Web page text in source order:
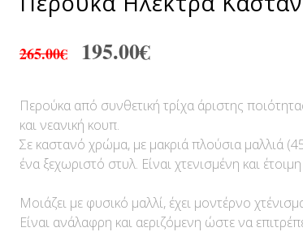
ΕΊΔΗ ΚΟΜΜΩΤΗΡΊΟΥ
265.00€ 195.00€
Περούκα από συνθετική τρίχα άριστης
και νεανική κουπ.
Σε καστανό χρώμα, με μακριά πλούσια μαλλιά
ένα ξεχωριστό στυλ. Είναι χτενισμένη και
Μοιάζει με φυσικό μαλλί, έχει μοντέρνο
Είναι ανάλαφρη και αεριζόμενη ώστε να